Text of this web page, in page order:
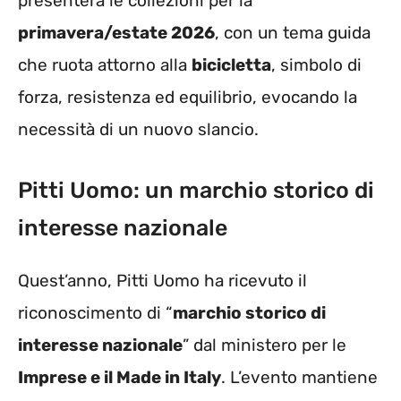
primavera/estate 2026, con un tema guida
che ruota attorno alla bicicletta, simbolo di
forza, resistenza ed equilibrio, evocando la
necessità di un nuovo slancio.
Pitti Uomo: un marchio storico di
interesse nazionale
Quest’anno, Pitti Uomo ha ricevuto il
riconoscimento di “marchio storico di
interesse nazionale” dal ministero per le
Imprese e il Made in Italy. L’evento mantiene